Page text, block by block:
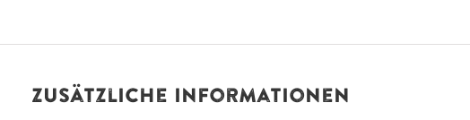
Zusätzliche Informationen